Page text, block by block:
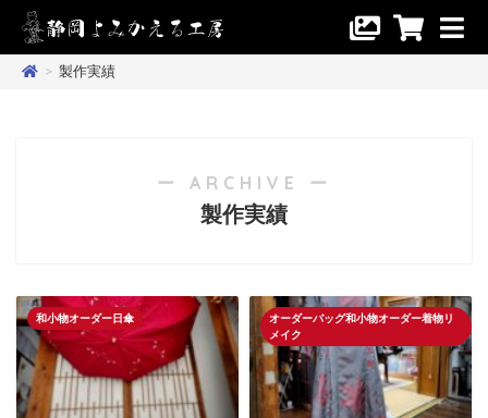
> 製作実績
ー ARCHIVE ー
製作実績
和小物オーダー日傘
オーダーバッグ和小物オーダー着物リ
メイク